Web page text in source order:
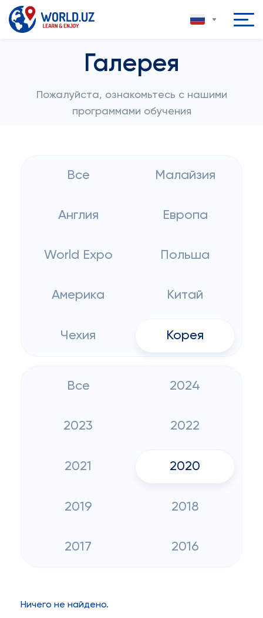
Галерея
Пожалуйста, ознакомьтесь с нашими
программами обучения
Все Малайзия
Англия Европа
World Expo Польша
Америка Китай
Чехия Корея
Все 2024
2023 2022
2021 2020
2019 2018
2017 2016
Ничего не найдено.